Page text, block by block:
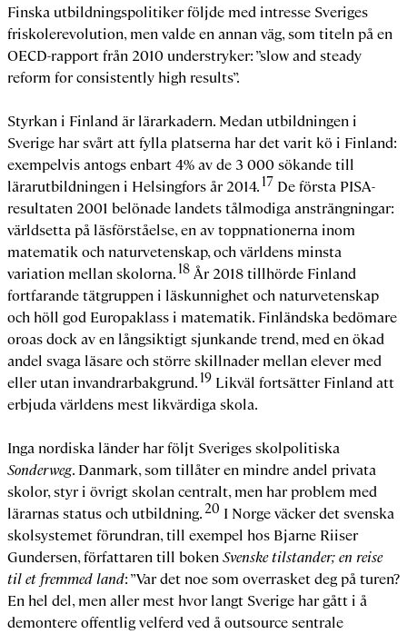
Finska utbildningspolitiker följde med intresse Sveriges
friskolerevolution, men valde en annan väg, som titeln på en
OECD-rapport från 2010 understryker: ”slow and steady
reform for consistently high results”.
Styrkan i Finland är lärarkadern. Medan utbildningen i
Sverige har svårt att fylla platserna har det varit kö i Finland:
exempelvis antogs enbart 4% av de 3 000 sökande till
lärarutbildningen i Helsingfors år 2014. 17 De första PISA-
resultaten 2001 belönade landets tålmodiga ansträngningar:
världsetta på läsförståelse, en av toppnationerna inom
matematik och naturvetenskap, och världens minsta
variation mellan skolorna. 18 År 2018 tillhörde Finland
fortfarande tätgruppen i läskunnighet och naturvetenskap
och höll god Europaklass i matematik. Finländska bedömare
oroas dock av en långsiktigt sjunkande trend, med en ökad
andel svaga läsare och större skillnader mellan elever med
eller utan invandrarbakgrund. 19 Likväl fortsätter Finland att
erbjuda världens mest likvärdiga skola.
Inga nordiska länder har följt Sveriges skolpolitiska
Sonderweg. Danmark, som tillåter en mindre andel privata
skolor, styr i övrigt skolan centralt, men har problem med
lärarnas status och utbildning.20 I Norge väcker det svenska
skolsystemet förundran, till exempel hos Bjarne Riiser
Gundersen, författaren till bokenSvenske tilstander; en reise
til et fremmed land: ”Var det noe som overrasket deg på turen?
En hel del, men aller mest hvor langt Sverige har gått i å
demontere offentlig velferd ved å outsource sentrale